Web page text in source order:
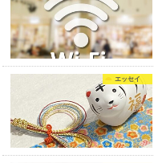
エッセイ